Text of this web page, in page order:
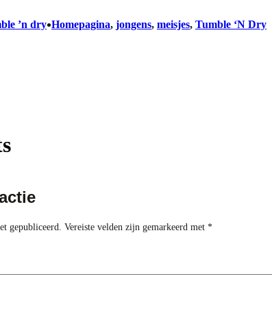
’n dry•Homepagina, jongens, meisjes, Tumble ‘N Dry
gepubliceerd. Vereiste velden zijn gemarkeerd met *